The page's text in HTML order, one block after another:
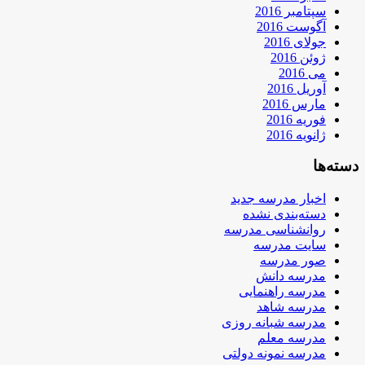
سپتامبر 2016
آگوست 2016
جولای 2016
ژوئن 2016
می 2016
آوریل 2016
مارس 2016
فوریه 2016
ژانویه 2016
دسته‌ها
اخبار مدرسه جدید
دسته‌بندی نشده
روانشناسی مدرسه
سایت مدرسه
صور مدرسه
مدرسه دانش
مدرسه راهنمایی
مدرسه شاهد
مدرسه شبانه روزی
مدرسه معلم
مدرسه نمونه دولتی